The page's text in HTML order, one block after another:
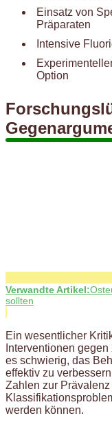
Einsatz von
Präparaten
Intensive
Option
Verwandte Artikel:
sollten
Ein wesentlicher
Interventionen
es schwierig, das
effektiv zu
Zahlen zur
werden können.